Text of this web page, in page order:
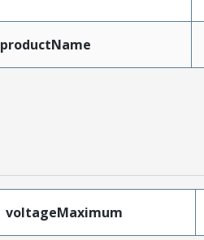
productName
voltageMaximum